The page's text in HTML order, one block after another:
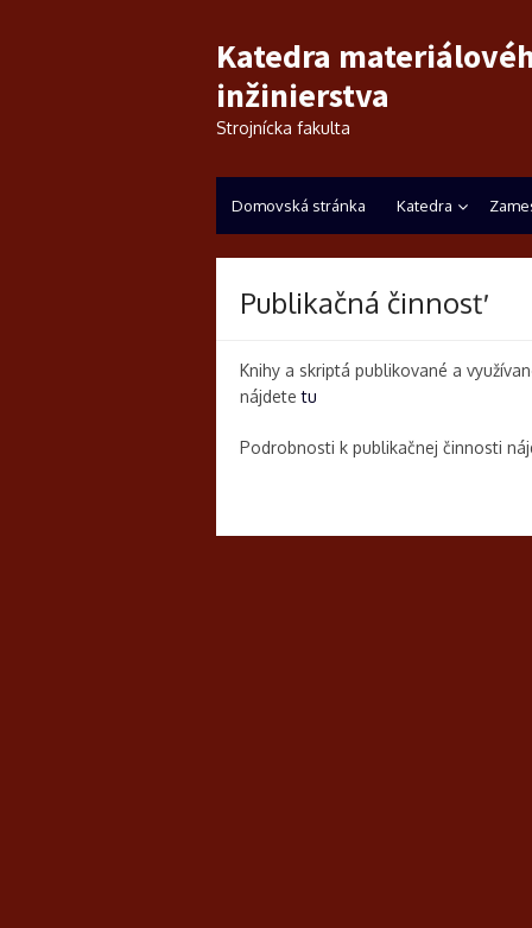
Katedra
inžinierstva
Strojnícka fakulta
Domovská stránka Katedra
Publikačná činnosť
Knihy a skriptá publikované a
nájdetetu
Podrobnosti k publikačnej činnosti